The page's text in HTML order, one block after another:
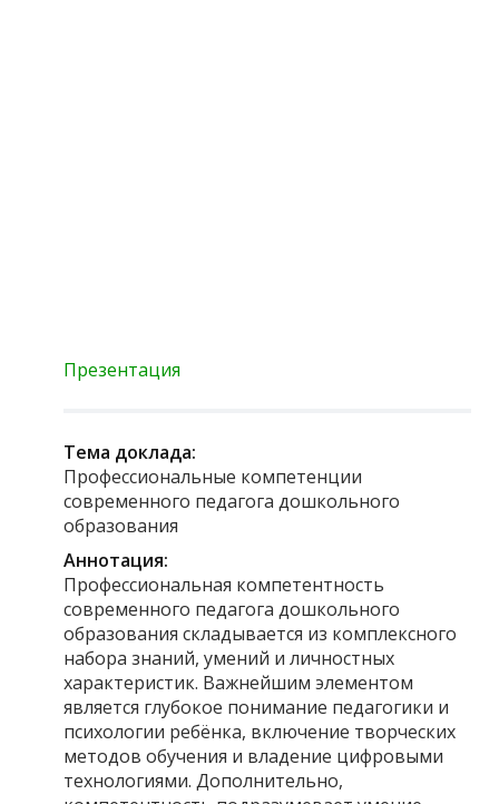
Презентация
Тема доклада:
Профессиональные компетенции
современного педагога дошкольного
образования
Аннотация:
Профессиональная компетентность
современного педагога дошкольного
образования складывается из комплексного
набора знаний, умений и личностных
характеристик. Важнейшим элементом
является глубокое понимание педагогики и
психологии ребёнка, включение творческих
методов обучения и владение цифровыми
технологиями. Дополнительно,